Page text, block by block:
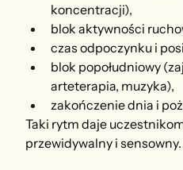
koncentracji),
blok aktywności
czas odpoczynku i
blok popołudniowy
arteterapia, muzyka),
zakończenie dnia i
Taki rytm daje
przewidywalny i sensowny.